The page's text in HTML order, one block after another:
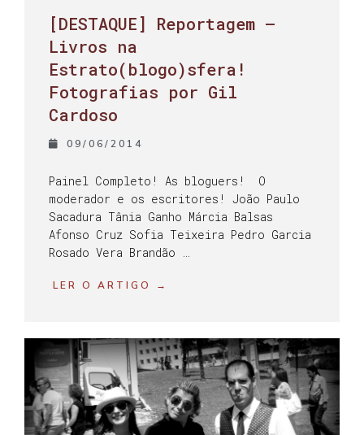
[DESTAQUE] Reportagem –
Livros na
Estrato(blogo)sfera!
Fotografias por Gil
Cardoso
09/06/2014
Painel Completo! As bloguers! O
moderador e os escritores! João Paulo
Sacadura Tânia Ganho Márcia Balsas
Afonso Cruz Sofia Teixeira Pedro Garcia
Rosado Vera Brandão …
LER O ARTIGO →